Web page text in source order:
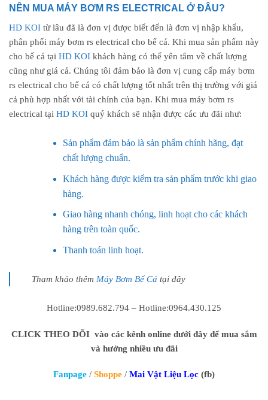
NÊN MUA MÁY BƠM RS ELECTRICAL Ở ĐÂU?
HD KOI từ lâu đã là đơn vị được biết đến là đơn vị nhập khẩu,
phân phối máy bơm rs electrical cho bể cá. Khi mua sản phẩm này
cho bể cá tại HD KOI khách hàng có thể yên tâm về chất lượng
cũng như giá cả. Chúng tôi đảm bảo là đơn vị cung cấp máy bơm
rs electrical cho bể cá có chất lượng tốt nhất trên thị trường với giá
cả phù hợp nhất với tài chính của bạn. Khi mua máy bơm rs
electrical tại HD KOI quý khách sẽ nhận được các ưu đãi như:
Sản phẩm đảm bảo là sản phẩm chính hãng, đạt
chất lượng chuẩn.
Khách hàng được kiểm tra sản phẩm trước khi giao
hàng.
Giao hàng nhanh chóng, linh hoạt cho các khách
hàng trên toàn quốc.
Thanh toán linh hoạt.
Tham khảo thêm Máy Bơm Bể Cá tại đây
Hotline:0989.682.794 – Hotline:0964.430.125
CLICK THEO DÕI vào các kênh online dưới đây để mua sắm
và hưởng nhiều ưu đãi
Fanpage / Shoppe / Mai Vật Liệu Lọc (fb)